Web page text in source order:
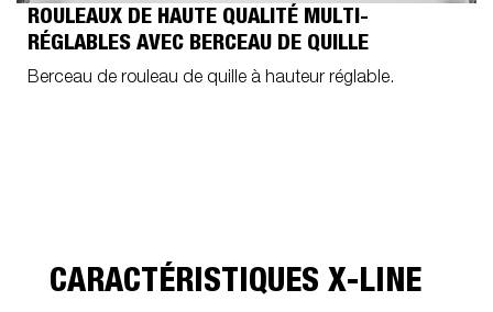
ROULEAUX DE HAUTE QUALITÉ MULTI-
RÉGLABLES AVEC BERCEAU DE QUILLE
Berceau de rouleau de quille à hauteur réglable.
CARACTÉRISTIQUES X-LINE